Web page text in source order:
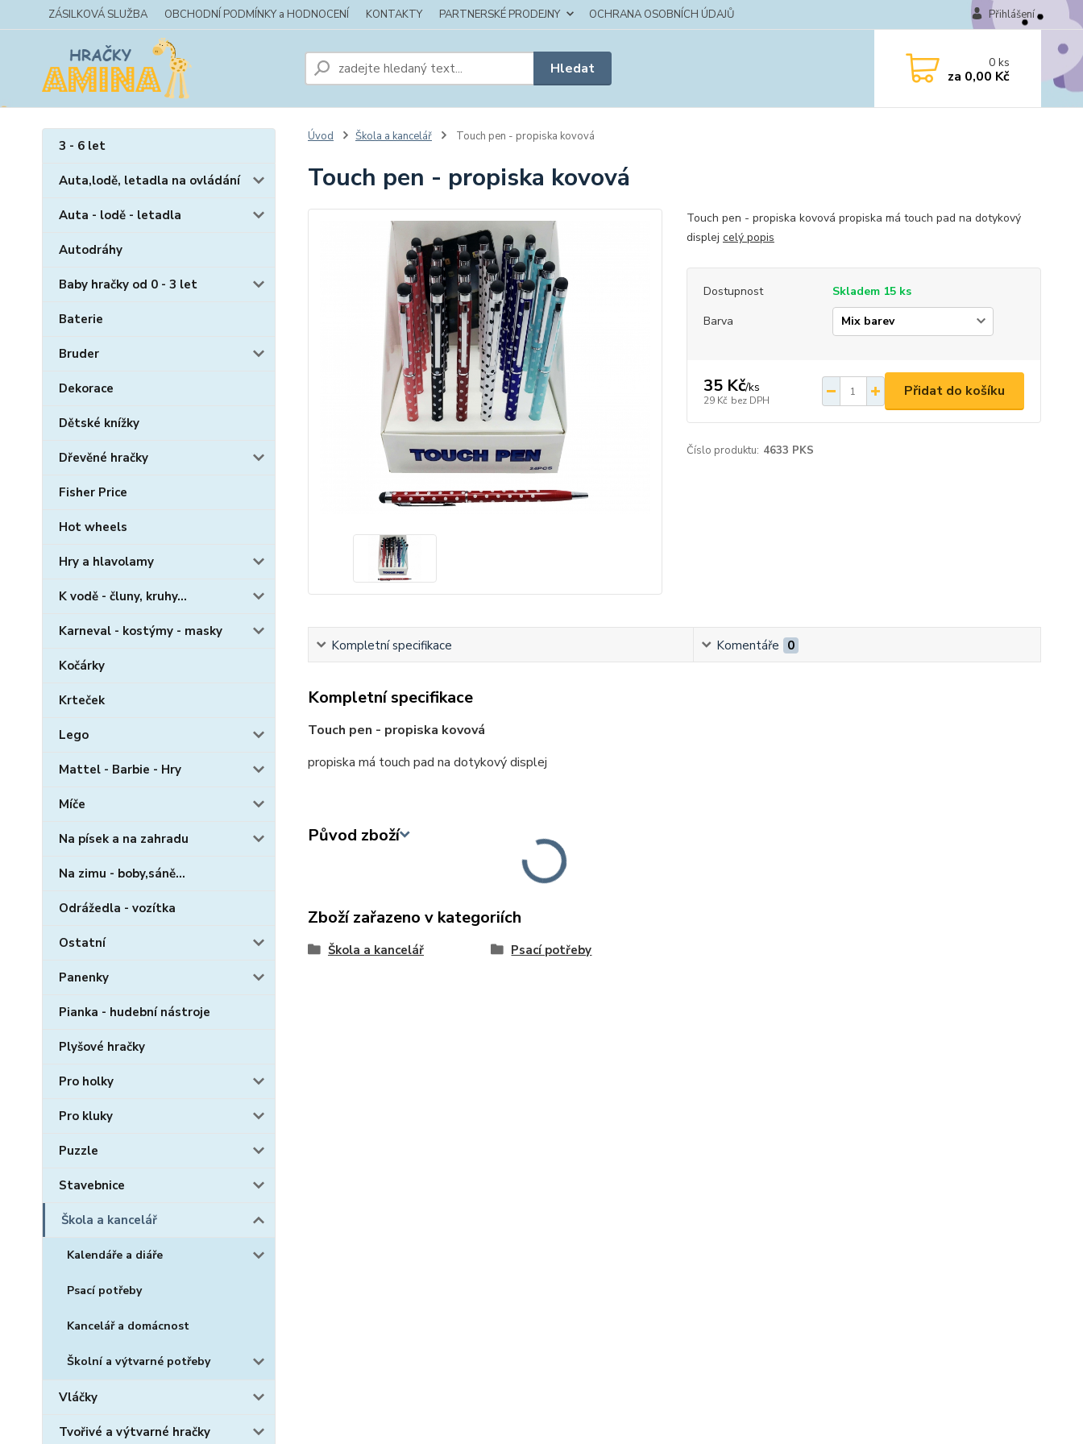
ZÁSILKOVÁ SLUŽBA OBCHODNÍ PODMÍNKY a HODNOCENÍ KONTAKTY PARTNERSKÉ PRODEJNY OCHRANA OSOBNÍCH ÚDAJŮ Přihlášení
Hledat 0ks
za 0,00 Kč
3 - 6 let
Auta,lodě, letadla na ovládání
Auta - lodě - letadla
Autodráhy
Baby hračky od 0 - 3 let
Baterie
Bruder
Dekorace
Dětské knížky
Dřevěné hračky
Fisher Price
Hot wheels
Hry a hlavolamy
K vodě - čluny, kruhy...
Karneval - kostýmy - masky
Kočárky
Krteček
Lego
Mattel - Barbie - Hry
Míče
Na písek a na zahradu
Na zimu - boby,sáně...
Odrážedla - vozítka
Ostatní
Panenky
Pianka - hudební nástroje
Plyšové hračky
Pro holky
Pro kluky
Puzzle
Stavebnice
Škola a kancelář
Kalendáře a diáře
Psací potřeby
Kancelář a domácnost
Školní a výtvarné potřeby
Vláčky
Tvořivé a výtvarné hračky
Úvod Škola a kancelář Touch pen - propiska kovová
Touch pen - propiska kovová
Touch pen - propiska kovová propiska má touch pad na dotykový
displej celý popis
Dostupnost
Skladem 15 ks
Barva
35 Kč/ks
29 Kč bez DPH
Přidat do košíku
Číslo produktu: 4633 PKS
Kompletní specifikace Komentáře 0
Kompletní specifikace
Touch pen - propiska kovová
propiska má touch pad na dotykový displej
Původ zboží
Zboží zařazeno v kategoriích
Škola a kancelář Psací potřeby